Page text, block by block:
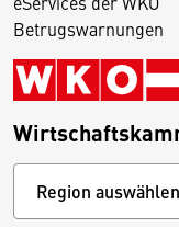
Betrugswarnungen